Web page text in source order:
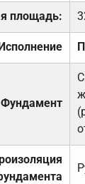
площадь:
Фундамент